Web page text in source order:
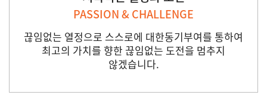
PASSION & CHALLENGE
끊임없는 열정으로 스스로에 대한동기부여를 통하여
최고의 가치를 향한 끊임없는 도전을 멈추지
않겠습니다.